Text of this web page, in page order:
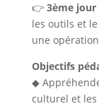
👉 3ème jour
les outils et
une
Objectifs
◆
culturel et les